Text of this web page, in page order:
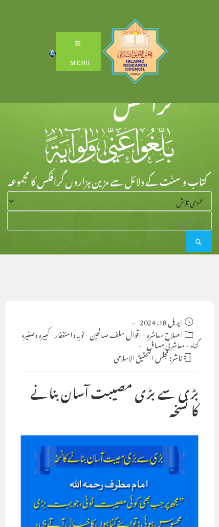
MENU
Post
published:
اپریل 18, 2024
Post
category:
اصلاح معاشرہ-اقوال سلف صالحین-توبہ واستغفار-کبیرہ وصغیرہ
گناہ-معاشرتی مسائل
ناشر:مجلس التحقيق الاسلامى
بڑی سے بڑی مصیبت آسان بنانے
کا نسخہ